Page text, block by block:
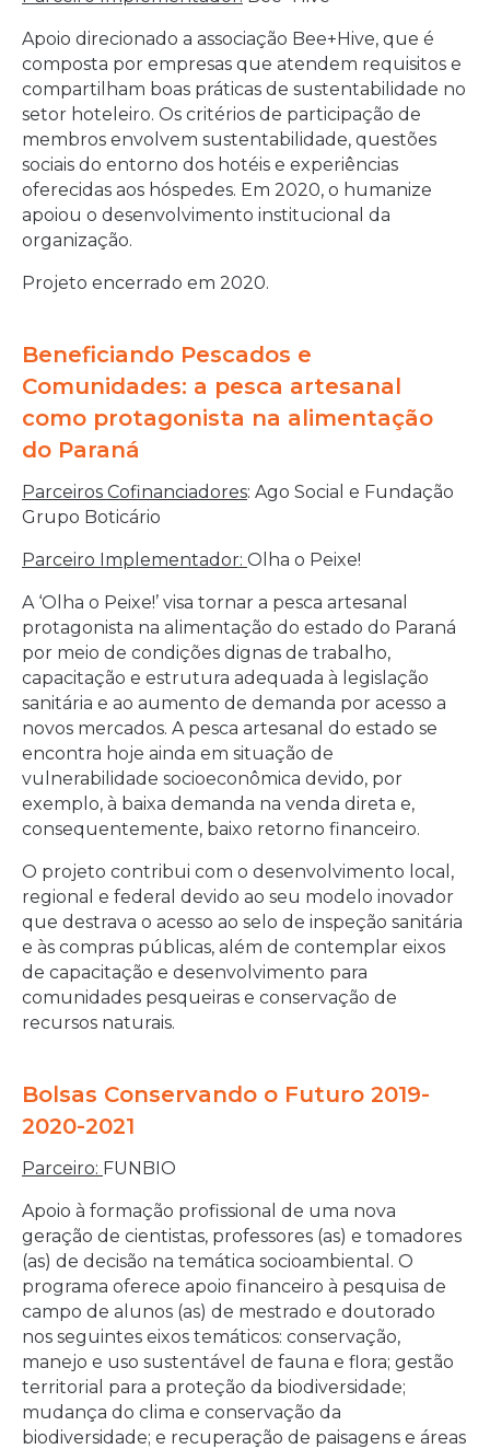
Apoio direcionado a associação Bee+Hive, que é
composta por empresas que atendem requisitos e
compartilham boas práticas de sustentabilidade no
setor hoteleiro. Os critérios de participação de
membros envolvem sustentabilidade, questões
sociais do entorno dos hotéis e experiências
oferecidas aos hóspedes. Em 2020, o humanize
apoiou o desenvolvimento institucional da
organização.
Projeto encerrado em 2020.
Beneficiando Pescados e
Comunidades: a pesca artesanal
como protagonista na alimentação
do Paraná
Parceiros Cofinanciadores: Ago Social e Fundação
Grupo Boticário
Parceiro Implementador: Olha o Peixe!
A ‘Olha o Peixe!’ visa tornar a pesca artesanal
protagonista na alimentação do estado do Paraná
por meio de condições dignas de trabalho,
capacitação e estrutura adequada à legislação
sanitária e ao aumento de demanda por acesso a
novos mercados. A pesca artesanal do estado se
encontra hoje ainda em situação de
vulnerabilidade socioeconômica devido, por
exemplo, à baixa demanda na venda direta e,
consequentemente, baixo retorno financeiro.
O projeto contribui com o desenvolvimento local,
regional e federal devido ao seu modelo inovador
que destrava o acesso ao selo de inspeção sanitária
e às compras públicas, além de contemplar eixos
de capacitação e desenvolvimento para
comunidades pesqueiras e conservação de
recursos naturais.
Bolsas Conservando o Futuro 2019-
2020-2021
Parceiro: FUNBIO
Apoio à formação profissional de uma nova
geração de cientistas, professores (as) e tomadores
(as) de decisão na temática socioambiental. O
programa oferece apoio financeiro à pesquisa de
campo de alunos (as) de mestrado e doutorado
nos seguintes eixos temáticos: conservação,
manejo e uso sustentável de fauna e flora; gestão
territorial para a proteção da biodiversidade;
mudança do clima e conservação da
biodiversidade; e recuperação de paisagens e áreas